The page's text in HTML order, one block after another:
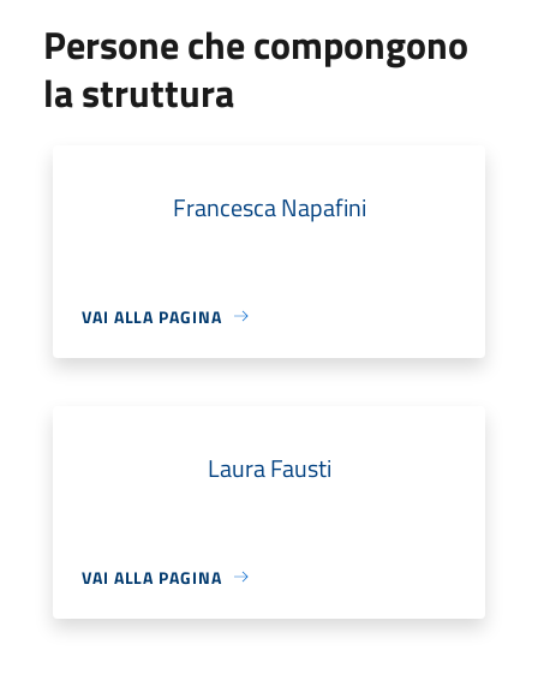
Persone che compongono
la struttura
Francesca Napafini
VAI ALLA PAGINA
Laura Fausti
VAI ALLA PAGINA